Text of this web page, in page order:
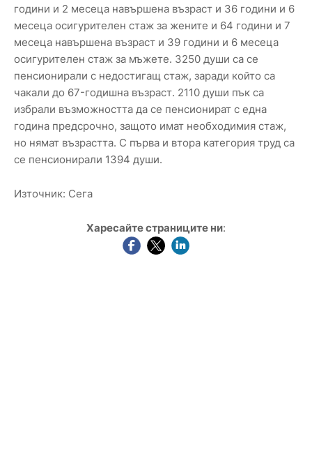
години и 2 месеца навършена възраст и 36 години и 6
месеца осигурителен стаж за жените и 64 години и 7
месеца навършена възраст и 39 години и 6 месеца
осигурителен стаж за мъжете. 3250 души са се
пенсионирали с недостигащ стаж, заради който са
чакали до 67-годишна възраст. 2110 души пък са
избрали възможността да се пенсионират с една
година предсрочно, защото имат необходимия стаж,
но нямат възрастта. С първа и втора категория труд са
се пенсионирали 1394 души.
Източник: Сега
Харесайте страниците ни: